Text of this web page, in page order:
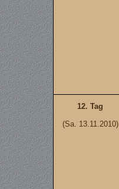
12. Tag
(Sa. 13.11.2010)